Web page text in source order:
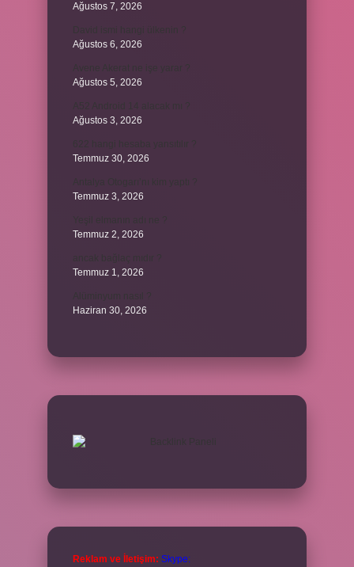
Ağustos 7, 2026
Ağustos 6, 2026
Ağustos 5, 2026
Ağustos 3, 2026
Temmuz 30, 2026
Temmuz 3, 2026
Temmuz 2, 2026
Temmuz 1, 2026
Haziran 30, 2026
Reklam ve İletişim: Skype: